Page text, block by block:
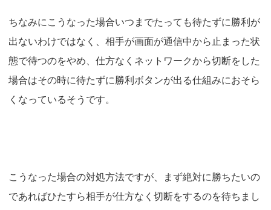
ちなみにこうなった場合いつまでたっても待たずに勝利が
出ないわけではなく、相手が画面が通信中から止まった状
態で待つのをやめ、仕方なくネットワークから切断をした
場合はその時に待たずに勝利ボタンが出る仕組みにおそら
くなっているそうです。
こうなった場合の対処方法ですが、まず絶対に勝ちたいの
であればひたすら相手が仕方なく切断をするのを待ちまし